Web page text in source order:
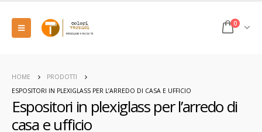
0
HOME
PRODOTTI
ESPOSITORI IN PLEXIGLASS PER L’ARREDO DI CASA E UFFICIO
Espositori in plexiglass per l’arredo di
casa e ufficio